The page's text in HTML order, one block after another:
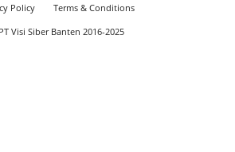
Policy
Terms & Conditions
Visi Siber Banten 2016-2025